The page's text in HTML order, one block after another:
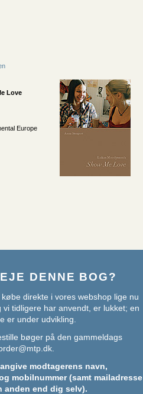
Love
Europe
DENNE BOG?
direkte i vores webshop lige nu
tidligere har anvendt, er lukket; en
er under udvikling.
bøger på den gammeldags
.
modtagerens navn,
mobilnummer (samt mailadresse
anden end dig selv).